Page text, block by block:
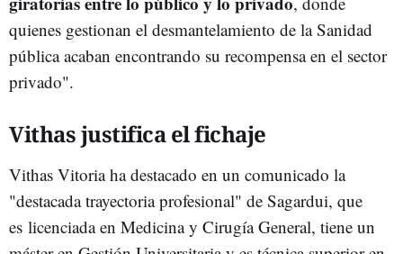
quienes gestionan el desmantelamiento de la Sanidad
pública acaban encontrando su recompensa en el sector
privado".
Vithas justifica el fichaje
Vithas Vitoria ha destacado en un comunicado la
"destacada trayectoria profesional" de Sagardui, que
es licenciada en Medicina y Cirugía General, tiene un